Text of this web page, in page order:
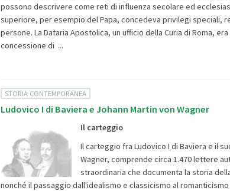
possono descrivere come reti di influenza secolare ed
superiore, per esempio del Papa, concedeva privilegi speciali,
persone. La Dataria Apostolica, un ufficio della Curia di Roma,
concessione di ...
STORIA CONTEMPORANEA
Ludovico I di Baviera e Johann Martin von Wagner
Il carteggio
Il carteggio fra Ludovico I di Baviera e il
Wagner, comprende circa 1.470 lettere
straordinaria che documenta la storia
nonché il passaggio dall'idealismo e classicismo al